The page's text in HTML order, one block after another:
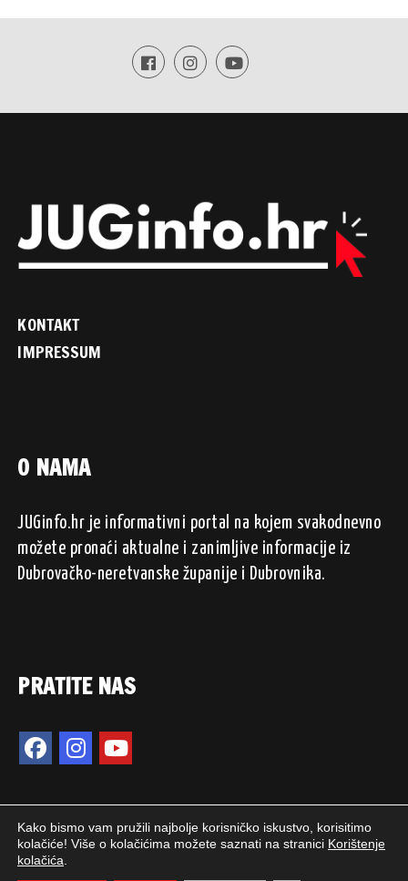
KONTAKT
IMPRESSUM
O NAMA
JUGinfo.hr je informativni portal na kojem svakodnevno
možete pronaći aktualne i zanimljive informacije iz
Dubrovačko-neretvanske županije i Dubrovnika.
PRATITE NAS
2024. © JUGinfo.hr / Sva prava pridržana.
Kako bismo vam pružili najbolje korisničko iskustvo, korisitimo
kolačiće! Više o kolačićima možete saznati na stranici Korištenje
kolačića